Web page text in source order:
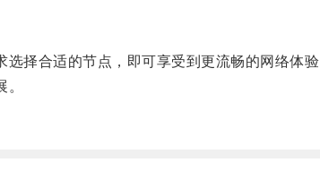
择合适的节点，即可享受到更流畅的网络体验